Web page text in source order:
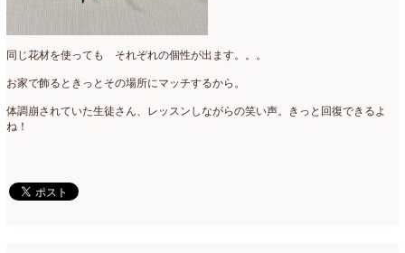
同じ花材を使っても それぞれの個性が出ます。。。
お家で飾るときっとその場所にマッチするから。
体調崩されていた生徒さん、レッスンしながらの笑い声。きっと回復できるよ
ね！